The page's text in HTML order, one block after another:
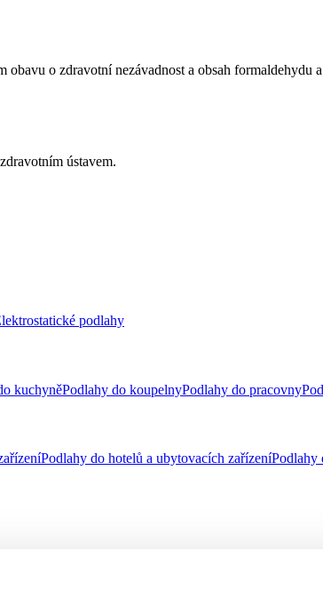
o zdravotní nezávadnost a obsah formaldehydu
ústavem.
podlahy
kuchyněPodlahy do koupelnyPodlahy do pracovny
Podlahy do hotelů a ubytovacích zařízeníPodlahy